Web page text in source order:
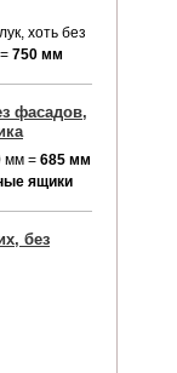
хоть без
750 мм
фасадов,
мм = 685 мм
ящики
без